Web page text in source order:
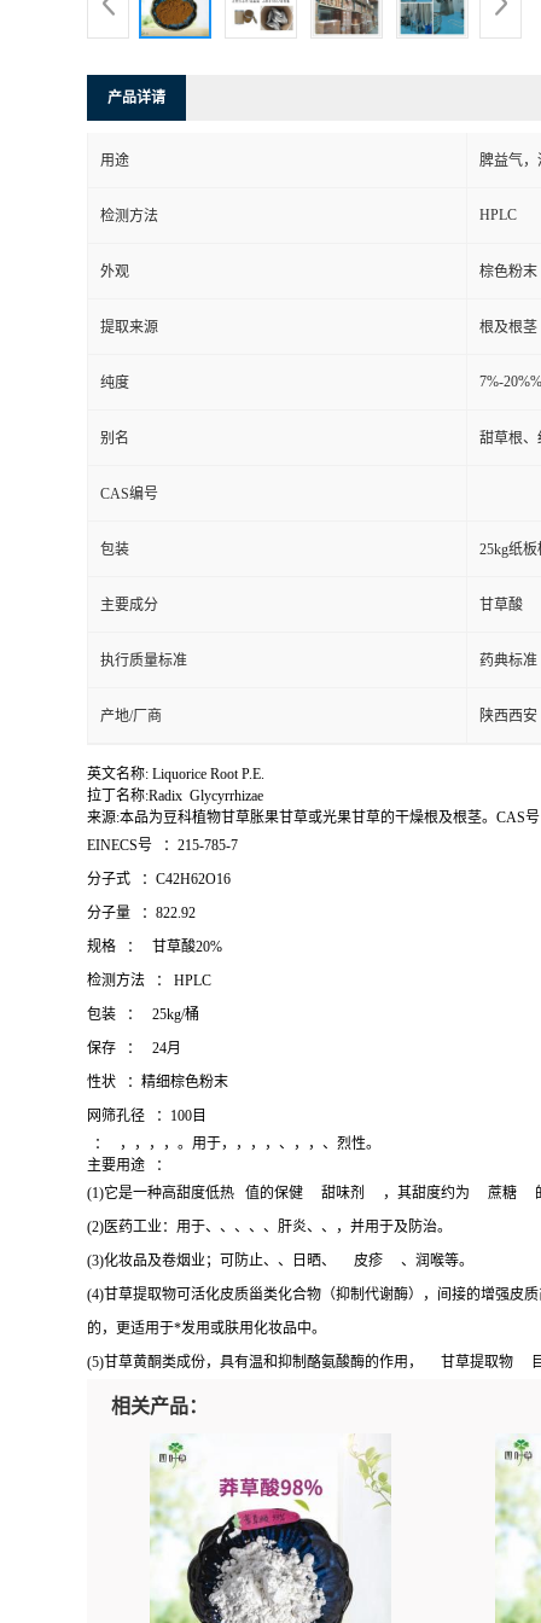
产品详请
用途 脾益气，
检测方法 HPLC
外观 棕色粉末
提取来源 根及根茎
纯度 7%-20%%
别名 甜草根、
CAS编号
包装 25kg纸
主要成分 甘草酸
执行质量标准 药典标准
产地/厂商 陕西西安
英文名称: Liquorice Root P.E.
拉丁名称:Radix Glycyrrhizae
来源:本品为豆科植物甘草胀果甘草或光果甘草的干燥根及根茎。 CAS
EINECS号
：215-785-7
分子式
：C42H62O16
分子量
：822.92
规格
：
甘草酸20%
检测方法
： HPLC
包装
：
25kg/桶
保存
：
24月
性状
：精细棕色粉末
网筛孔径
：100目
：
，，，，。用于，，，，、，，、烈性。
主要用途
：
(1)它是一种高甜度低热
值的保健 甜味剂 ，其甜度约为 蔗糖
(2)医药工业：用于、、、、、肝炎、、，并用于及防治。
(3)化妆品及卷烟业；可防止、、日晒、
皮疹
、润喉等。
(4)甘草提取物可活化皮质甾类化合物（抑制代谢酶），间接的增强皮
的，更适用于*发用或肤用化妆品中。
(5)甘草黄酮类成份，具有温和抑制酪氨酸酶的作用，
甘草提取物
相关产品：